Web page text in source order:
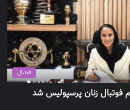
فوتبال
فوتبال زنان پرسپولیس شد